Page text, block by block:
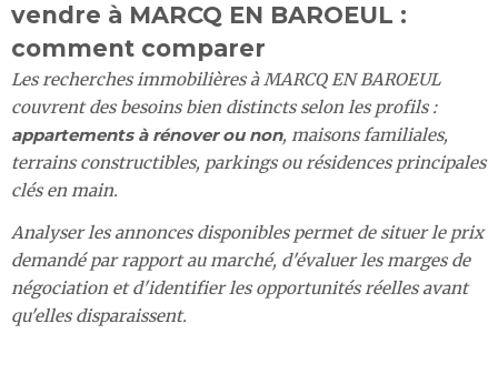
vendre à MARCQ EN BAROEUL :
comment comparer
Les recherches immobilières à MARCQ EN BAROEUL
couvrent des besoins bien distincts selon les profils :
appartements à rénover ou non, maisons familiales,
terrains constructibles, parkings ou résidences principales
clés en main.
Analyser les annonces disponibles permet de situer le prix
demandé par rapport au marché, d'évaluer les marges de
négociation et d'identifier les opportunités réelles avant
qu'elles disparaissent.